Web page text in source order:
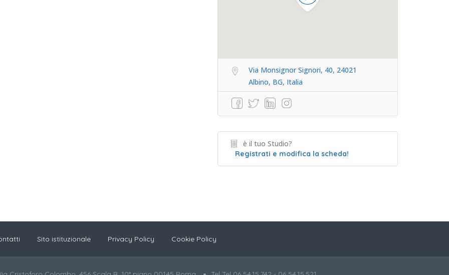
Via Monsignor Signori, 40, 24021
Albino, BG, Italia
è il tuo Studio?
Registrati e modifica la scheda!
Sito istituzionale Privacy Policy Cookie Policy